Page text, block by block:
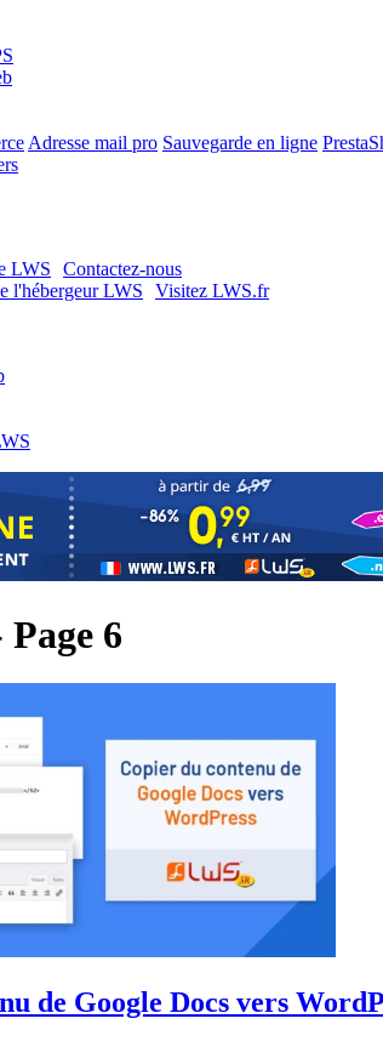
Adresse mail pro Sauvegarde en ligne
Contactez-nous
Visitez LWS.fr
6
de Google Docs vers